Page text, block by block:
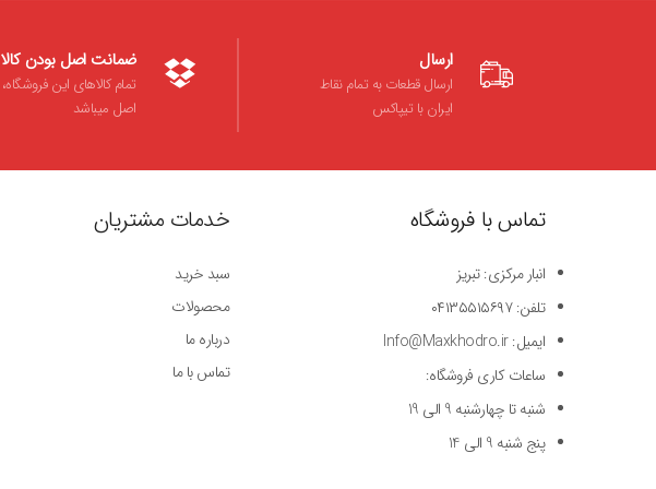
ضمانت اصل بودن کالا
تمام کالاهای این فروشگاه،
اصل میباشد
ارسال
ارسال قطعات به تمام نقاط
ایران با تیپاکس
خدمات مشتریان
سبد خرید
محصولات
درباره ما
تماس با ما
تماس با فروشگاه
انبار مرکزی: تبریز
تلفن: ۰۴۱۳۵۵۱۵۶۹۷
ایمیل: Info@Maxkhodro.ir
ساعات کاری فروشگاه:
شنبه تا چهارشنبه 9 الی 19
پنج شنبه 9 الی 14